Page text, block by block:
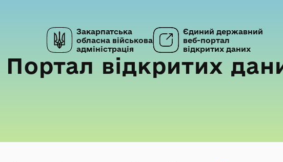
Закарпатська
обласна військова
адміністрація
Єдиний державний
веб-портал
відкритих даних
Портал відкритих